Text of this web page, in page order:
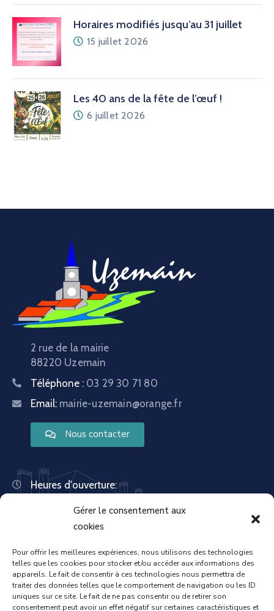
Gérer le consentement aux
cookies
Pour offrir les meilleures expériences, nous utilisons des technologies
telles que les cookies pour stocker et/ou accéder aux informations des
appareils. Le fait de consentir à ces technologies nous permettra de
traiter des données telles que le comportement de navigation ou les ID
uniques sur ce site. Le fait de ne pas consentir ou de retirer son
consentement peut avoir un effet négatif sur certaines caractéristiques et
Horaires modifiés jusqu’au 31 juillet
15 juillet 2026
Les 40 ans de la fête de l’œuf !
6 juillet 2026
2 rue de la mairie
88220 Uzemain
Téléphone : 03 29 30 71 80
Email: mairie-uzemain@orange.fr
Nous contacter
Heures d'ouverture:
Mardi : 13:30 – 18:00
Mercredi : 08:30 – 12:00 | 14:00 – 17:00
Vendredi : 08:30 – 12:00 | 14:00 – 17:00
Samedi : Fermée
Dimanche : Fermée